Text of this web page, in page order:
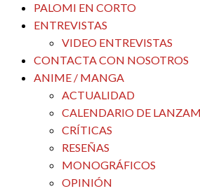
PALOMI EN CORTO
ENTREVISTAS
VIDEO ENTREVISTAS
CONTACTA CON NOSOTROS
ANIME / MANGA
ACTUALIDAD
CALENDARIO DE
CRÍTICAS
RESEÑAS
MONOGRÁFICOS
OPINIÓN